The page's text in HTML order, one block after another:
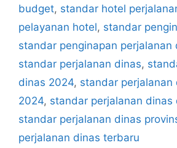
budget, standar hotel
pelayanan hotel, standar
standar penginapan perjalanan
standar perjalanan dinas,
dinas 2024, standar perjalanan
2024, standar perjalanan dinas
standar perjalanan dinas
perjalanan dinas terbaru